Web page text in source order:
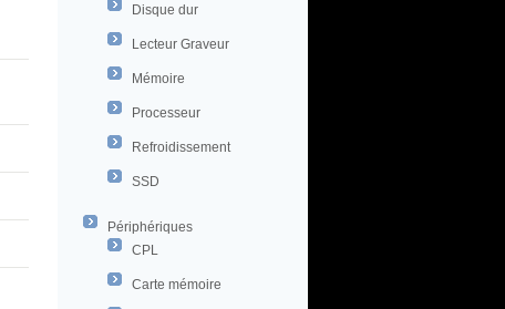
Disque dur
Lecteur Graveur
Mémoire
Processeur
Refroidissement
SSD
Périphériques
CPL
Carte mémoire